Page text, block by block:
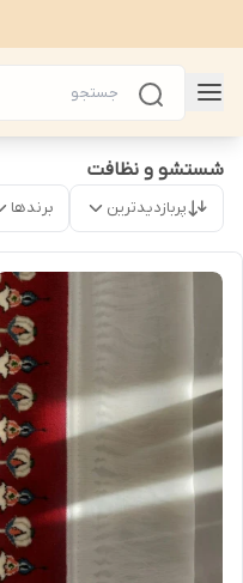
شستشو و نظافت
پربازدیدترین برندها